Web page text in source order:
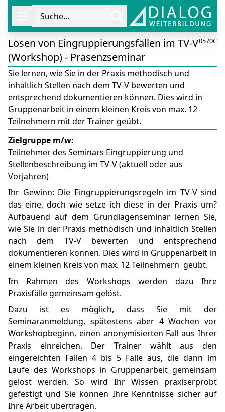
Öffne Navigation
Suche...
Lösen von Eingruppierungsfällen im TV-V
(Workshop) - Präsenzseminar
0570C
Sie lernen, wie Sie in der Praxis methodisch und
inhaltlich Stellen nach dem TV-V bewerten und
entsprechend dokumentieren können. Dies wird in
Gruppenarbeit in einem kleinen Kreis von max. 12
Teilnehmern mit der Trainer geübt.
Zielgruppe m/w:
Teilnehmer des Seminars Eingruppierung und
Stellenbeschreibung im TV-V (aktuell oder aus
Vorjahren)
Ihr Gewinn: Die Eingruppierungsregeln im TV-V sind
das eine, doch wie setze ich diese in der Praxis um?
Aufbauend auf dem Grundlagenseminar lernen Sie,
wie Sie in der Praxis methodisch und inhaltlich Stellen
nach dem TV-V bewerten und entsprechend
dokumentieren können. Dies wird in Gruppenarbeit in
einem kleinen Kreis von max. 12 Teilnehmern geübt.
Im Rahmen des Workshops werden dazu Ihre
Praxisfälle gemeinsam gelöst.
Dazu ist es möglich, dass Sie mit der
Seminaranmeldung, spätestens aber 4 Wochen vor
Workshopbeginn, einen anonymisierten Fall aus Ihrer
Praxis einreichen. Der Trainer wählt aus den
eingereichten Fällen 4 bis 5 Fälle aus, die dann im
Laufe des Workshops in Gruppenarbeit gemeinsam
gelöst werden. So wird Ihr Wissen praxiserprobt
gefestigt und Sie können Ihre Kenntnisse sicher auf
Ihre Arbeit übertragen.